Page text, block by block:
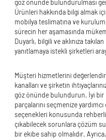
göz önünde bulundurulması
Ürünleri hakkında bilgi almak
mobilya teslimatına ve
sürecin her aşamasında
Duyarlı, bilgili ve aklınıza
yanıtlamaya istekli şirketleri
Müşteri hizmetlerini
kanalları ve şirketin
göz önünde bulundurun. İyi
parçalarını seçmenize
seçenekleri konusunda
çıkabilecek sorunlara çözüm
bir ekibe sahip olmalıdır.